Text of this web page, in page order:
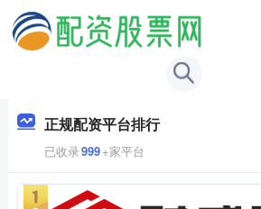
正规配资平台排行
已收录999+家平台